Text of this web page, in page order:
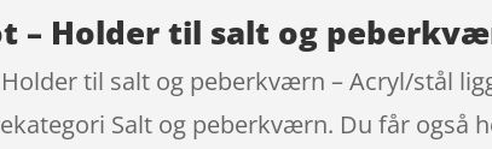
– Holder til salt og
Holder til salt og peberkværn – Acryl/stål
Salt og peberkværn. Du får også